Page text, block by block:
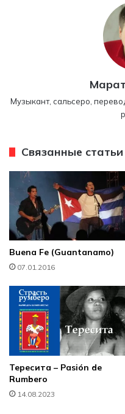
Музыкант, сальсеро,
Связанные статьи
Buena Fe (Guantanamo)
07.01.2016
Тересита – Pasión de
Rumbero
14.08.2023